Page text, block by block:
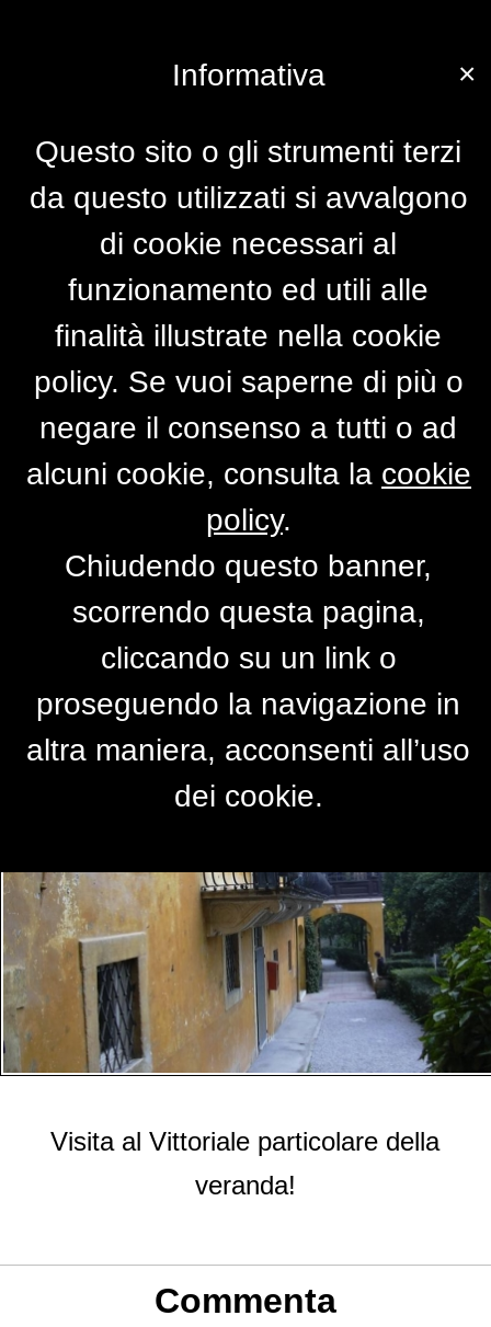
La veranda del Vittoriale
diFotoGrafia
Visita al Vittoriale particolare della
veranda!
Commenta
×
Informativa
Questo sito o gli strumenti terzi
da questo utilizzati si avvalgono
di cookie necessari al
funzionamento ed utili alle
finalità illustrate nella cookie
policy. Se vuoi saperne di più o
negare il consenso a tutti o ad
alcuni cookie, consulta la cookie
policy.
Chiudendo questo banner,
scorrendo questa pagina,
cliccando su un link o
proseguendo la navigazione in
altra maniera, acconsenti all’uso
dei cookie.